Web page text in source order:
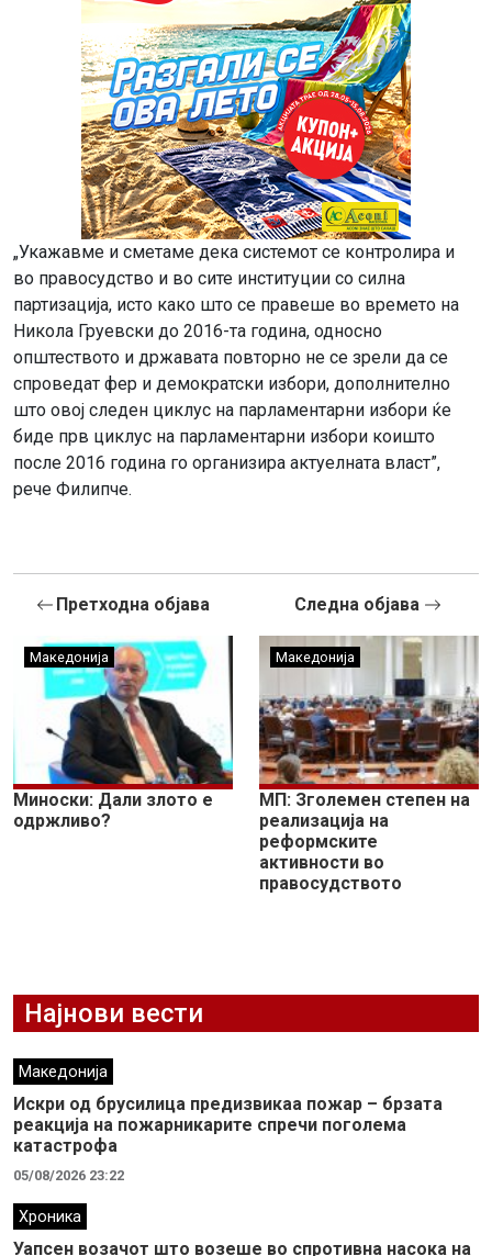
„Укажавме и сметаме дека системот се контролира и
во правосудство и во сите институции со силна
партизација, исто како што се правеше во времето на
Никола Груевски до 2016-та година, односно
општеството и државата повторно не се зрели да се
спроведат фер и демократски избори, дополнително
што овој следен циклус на парламентарни избори ќе
биде прв циклус на парламентарни избори коишто
после 2016 година го организира актуелната власт”,
рече Филипче.
Претходна објава
Македонија
Миноски: Дали злото е
одржливо?
Следна објава
Македонија
МП: Зголемен степен на
реализација на
реформските
активности во
правосудството
Најнови вести
Македонија
Искри од брусилица предизвикаа пожар – брзата
реакција на пожарникарите спречи поголема
катастрофа
05/08/2026 23:22
Хроника
Уапсен возачот што возеше во спротивна насока на